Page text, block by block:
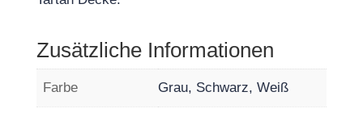
Zusätzliche Informationen
Farbe Grau, Schwarz, Weiß